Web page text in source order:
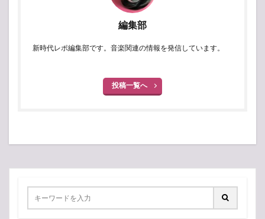
編集部
新時代レポ編集部です。音楽関連の情報を発信しています。
投稿一覧へ